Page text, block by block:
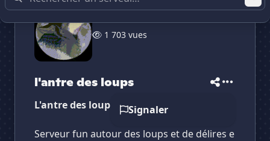
1 703 vues
l'antre des loups
Signaler
L'antre des loups
Serveur fun autour des loups et de délires e
Vote pour
✕
l'antre des loups
✕
Es-tu sûr de vouloir supprimer ton avis de ce
✕
l'antre des loups